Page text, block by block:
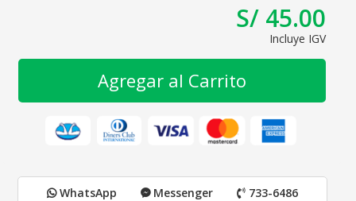
S/ 45.00
Incluye IGV
Agregar al Carrito
WhatsApp Messenger 733-6486